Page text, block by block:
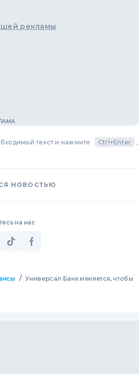
рекламы
текст и нажмите Ctrl+Enter
,
НОВОСТЬЮ
на нас
/ Универсал Банк меняется, чтобы